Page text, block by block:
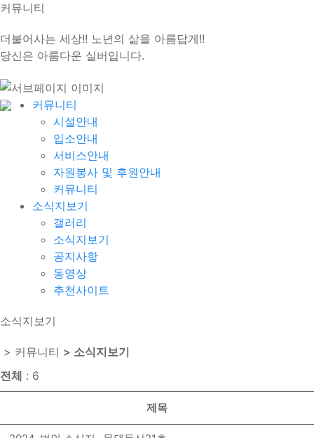
커뮤니티
더불어사는 세상!! 노년의 삶을 아름답게!!
당신은 아름다운 실버입니다.
커뮤니티
시설안내
입소안내
서비스안내
자원봉사 및 후원안내
커뮤니티
소식지보기
갤러리
소식지보기
공지사항
동영상
추천사이트
소식지보기
> 커뮤니티 > 소식지보기
전체 : 6
제목